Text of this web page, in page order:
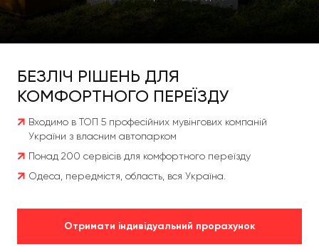
БЕЗЛІЧ РІШЕНЬ ДЛЯ
КОМФОРТНОГО ПЕРЕЇЗДУ
Входимо в ТОП 5 професійних мувінгових компаній
України з власним автопарком
Понад 200 сервісів для комфортного переїзду
Одеса, передмістя, область, вся Україна.
Отримати індивідуальний прорахунок